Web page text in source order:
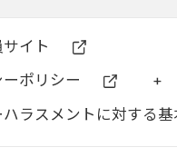
イト
ポリシー
+
ハラスメントに対する基